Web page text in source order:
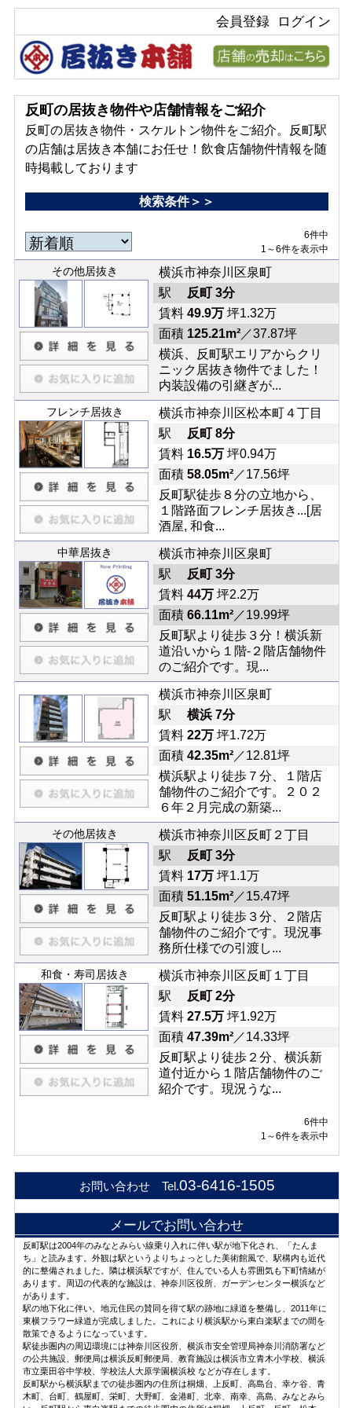
ログイン
会員登録
反町の居抜き物件や店舗情報をご紹介
反町の居抜き物件・スケルトン物件をご紹介。反町駅
の店舗は居抜き本舗にお任せ！飲食店舗物件情報を随
時掲載しております
検索条件＞＞
6件中
1～6件を表示中
その他居抜き
横浜市神奈川区泉町
駅
反町 3分
賃料 49.9万坪1.32万
面積 125.21m²／37.87坪
横浜、反町駅エリアからクリ
ニック居抜き物件でました！
内装設備の引継ぎが...
フレンチ居抜き
横浜市神奈川区松本町４丁目
駅
反町 8分
賃料 16.5万坪0.94万
面積 58.05m²／17.56坪
反町駅徒歩８分の立地から、
１階路面フレンチ居抜き...[居
酒屋, 和食...
中華居抜き
横浜市神奈川区泉町
駅
反町 3分
賃料 44万坪2.2万
面積 66.11m²／19.99坪
反町駅より徒歩３分！横浜新
道沿いから１階-２階店舗物件
のご紹介です。現...
横浜市神奈川区泉町
駅 横浜 7分
賃料 22万坪1.72万
面積 42.35m²／12.81坪
横浜駅より徒歩７分、１階店
舗物件のご紹介です。２０２
６年２月完成の新築...
その他居抜き
横浜市神奈川区反町２丁目
駅
反町 3分
賃料 17万坪1.1万
面積 51.15m²／15.47坪
反町駅より徒歩３分、２階店
舗物件のご紹介です。現況事
務所仕様での引渡し...
和食・寿司居抜き
横浜市神奈川区反町１丁目
駅
反町 2分
賃料 27.5万坪1.92万
面積 47.39m²／14.33坪
反町駅より徒歩２分、横浜新
道付近から１階店舗物件のご
紹介です。現況うな...
6件中
1～6件を表示中
お問い合わせ Tel.03-6416-1505
メールでお問い合わせ
反町駅は2004年のみなとみらい線乗り入れに伴い駅が地下化され、「たんま
ち」と読みます。外観は駅というよりちょっとした美術館風で、駅構内も近代
的に整備されました。隣は横浜駅ですが、住んでいる人も雰囲気も下町情緒が
あります。周辺の代表的な施設は、神奈川区役所、ガーデンセンター横浜など
があります。
駅の地下化に伴い、地元住民の賛同を得て駅の跡地に緑道を整備し、2011年に
東横フラワー緑道が完成しました。これにより横浜駅から東白楽駅までの間を
散策できるようになっています。
駅徒歩圏内の周辺環境には神奈川区役所、横浜市安全管理局神奈川消防署など
の公共施設、郵便局は横浜反町郵便局、教育施設は横浜市立青木小学校、横浜
市立栗田谷中学校、学校法人大原学園横浜校 などが存在します。
反町駅から横浜駅までの徒歩圏内の住所は桐畑、上反町、高島台、幸ケ谷、青
木町、台町、鶴屋町、栄町、大野町、金港町、北幸、南幸、高島、みなとみら